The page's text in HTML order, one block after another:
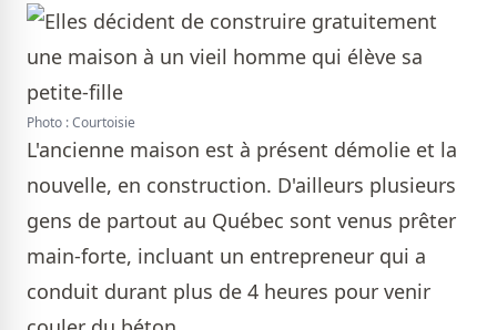
Photo : Courtoisie
L'ancienne maison est à présent démolie et la
nouvelle, en construction. D'ailleurs plusieurs
gens de partout au Québec sont venus prêter
main-forte, incluant un entrepreneur qui a
conduit durant plus de 4 heures pour venir